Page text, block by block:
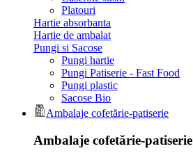
Platouri
Hartie absorbanta
Hartie de ambalat
Pungi si Sacose
Pungi hartie
Pungi Patiserie - Fast Food
Pungi plastic
Sacose Bio
Ambalaje cofetărie-patiserie
Ambalaje cofetărie-patiserie